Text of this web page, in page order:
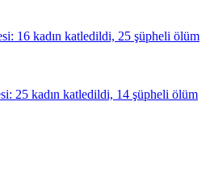
16 kadın katledildi, 25 şüpheli ölüm
25 kadın katledildi, 14 şüpheli ölüm